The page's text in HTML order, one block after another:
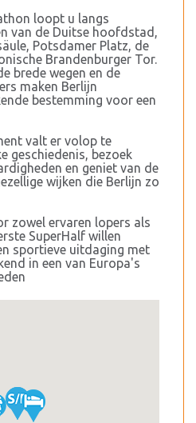
loopt u langs
van de Duitse hoofdstad,
Potsdamer Platz, de
Brandenburger Tor.
brede wegen en de
maken Berlijn
bestemming voor een
valt er volop te
geschiedenis, bezoek
en geniet van de
wijken die Berlijn zo
zowel ervaren lopers als
SuperHalf willen
sportieve uitdaging met
in een van Europa's